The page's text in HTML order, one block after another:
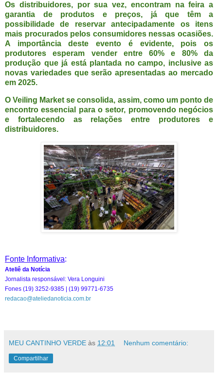
Os distribuidores, por sua vez, encontram na feira a
garantia de produtos e preços, já que têm a
possibilidade de reservar antecipadamente os itens
mais procurados pelos consumidores nessas ocasiões.
A importância deste evento é evidente, pois os
produtores esperam vender entre 60% e 80% da
produção que já está plantada no campo, inclusive as
novas variedades que serão apresentadas ao mercado
em 2025.
O Veiling Market se consolida, assim, como um ponto de
encontro essencial para o setor, promovendo negócios
e fortalecendo as relações entre produtores e
distribuidores.
Fonte Informativa:
Ateliê da Notícia
Jornalista responsável: Vera Longuini
Fones (19) 3252-9385 | (19) 99771-6735
redacao@ateliedanoticia.com.br
MEU CANTINHO VERDE às 12:01 Nenhum comentário:
Compartilhar